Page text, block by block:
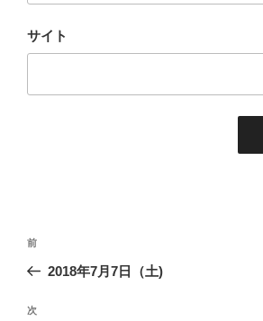
サイト
投
ビ
前
の
稿
前
2018年7月7日（土)
次
次